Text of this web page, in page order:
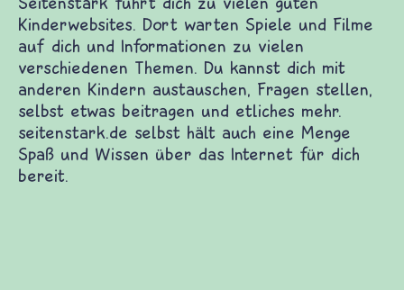
führt dich zu vielen guten Kinderwebsites.
Spiele und Filme auf dich und
zu vielen verschiedenen Themen. Du
mit anderen Kindern austauschen, Fragen
selbst etwas beitragen und etliches mehr.
selbst hält auch eine Menge Spaß und
über das Internet für dich bereit.